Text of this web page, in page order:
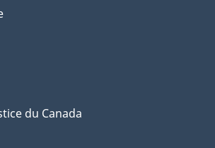
du Canada